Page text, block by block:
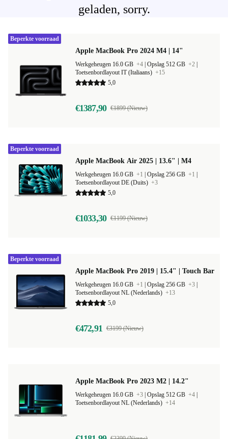
geladen, sorry.
Apple MacBook Pro 2024 M4 | 14"
Werkgeheugen 16.0 GB +4 Opslag 512 GB +2
Toetsenbordlayout IT (Italiaans) +15
5,0
€1387,90 €1899 (Nieuw)
Beperkte voorraad
Apple MacBook Air 2025 | 13.6" | M4
Werkgeheugen 16.0 GB +1 Opslag 256 GB +1
Toetsenbordlayout DE (Duits) +3
5,0
€1033,30 €1199 (Nieuw)
Beperkte voorraad
Apple MacBook Pro 2019 | 15.4" | Touch Bar
Werkgeheugen 16.0 GB +1 Opslag 256 GB +3
Toetsenbordlayout NL (Nederlands) +13
5,0
€472,91 €3199 (Nieuw)
Beperkte voorraad
Apple MacBook Pro 2023 M2 | 14.2"
Werkgeheugen 16.0 GB +3 Opslag 512 GB +4
Toetsenbordlayout NL (Nederlands) +14